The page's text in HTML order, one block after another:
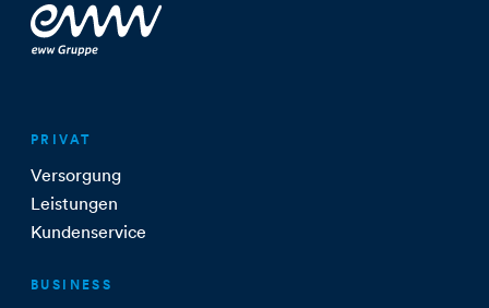
PRIVAT
Versorgung
Leistungen
Kundenservice
BUSINESS